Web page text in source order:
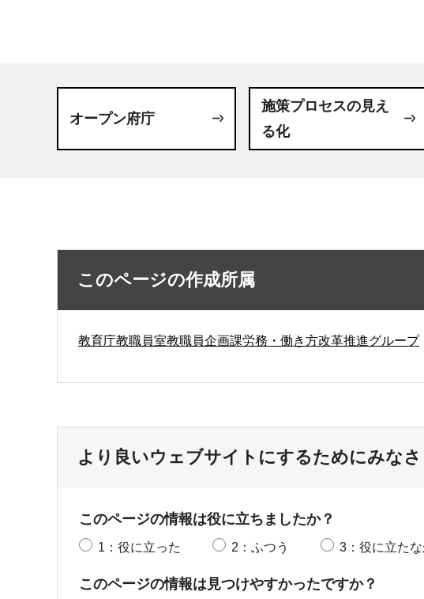
オープン府庁
施策プロセスの見え
る化
このページの作成所属
教育庁教職員室教職員企画課労務・働き方改革推進グループ
より良いウェブサイトにするためにみな
このページの情報は役に立ちましたか？
1：役に立った 2：ふつう 3：役に立た
このページの情報は見つけやすかったですか？